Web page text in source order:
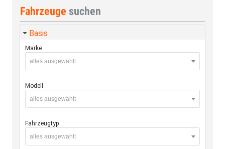
Fahrzeuge suchen
Basis
Marke
alles ausgewählt
Modell
alles ausgewählt
Fahrzeugtyp
alles ausgewählt